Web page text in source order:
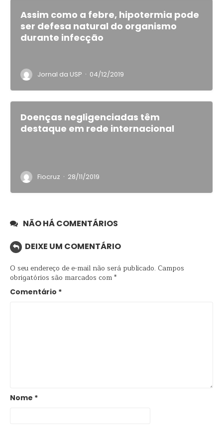
Assim como a febre, hipotermia pode
ser defesa natural do organismo
durante infecção
Jornal da USP · 04/12/2019
Doenças negligenciadas têm
destaque em rede internacional
Fiocruz · 28/11/2019
NÃO HÁ COMENTÁRIOS
DEIXE UM COMENTÁRIO
O seu endereço de e-mail não será publicado. Campos
obrigatórios são marcados com*
Comentário *
Nome *